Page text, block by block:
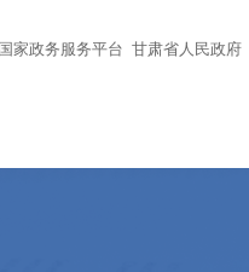
国家政务服务平台 甘肃省人民政府